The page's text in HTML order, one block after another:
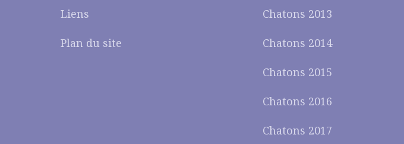
Liens
Plan du site
Chatons 2013
Chatons 2014
Chatons 2015
Chatons 2016
Chatons 2017